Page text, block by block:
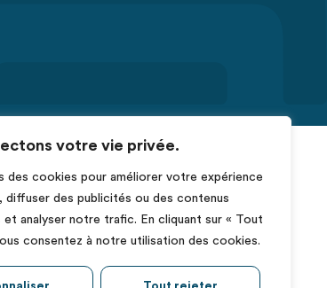
votre vie privée.
des cookies pour améliorer votre expérience
diffuser des publicités ou des contenus
et analyser notre trafic. En cliquant sur « Tout
consentez à notre utilisation des cookies.